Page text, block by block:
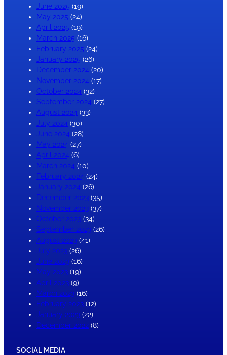
June 2025 (19)
May 2025 (24)
April 2025 (19)
March 2025 (16)
February 2025 (24)
January 2025 (26)
December 2024 (20)
November 2024 (17)
October 2024 (32)
September 2024 (27)
August 2024 (33)
July 2024 (30)
June 2024 (28)
May 2024 (27)
April 2024 (6)
March 2024 (10)
February 2024 (24)
January 2024 (26)
December 2023 (35)
November 2023 (37)
October 2023 (34)
September 2023 (26)
August 2023 (41)
July 2023 (26)
June 2023 (16)
May 2023 (19)
April 2023 (9)
March 2023 (16)
February 2023 (12)
January 2023 (22)
December 2022 (8)
SOCIAL MEDIA